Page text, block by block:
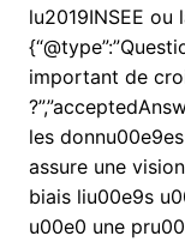
lu2019INSEE ou
important de
les
assure une
biais liu00e9s
u00e0 une